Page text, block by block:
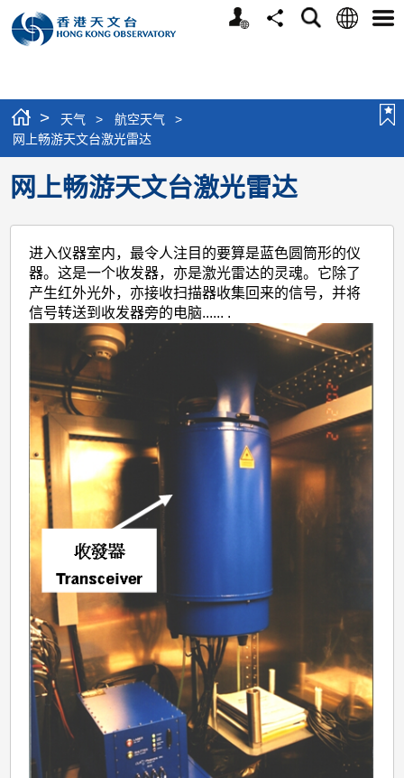
个
分
搜
语
选
> 天气 > 航空天气
>
网上畅游天文台激光雷达
网上畅游天文台激光雷达
进入仪器室内，最令人注目的要算是蓝色圆筒形的仪
器。这是一个收发器，亦是激光雷达的灵魂。它除了
产生红外光外，亦接收扫描器收集回来的信号，并将
信号转送到收发器旁的电脑...... .